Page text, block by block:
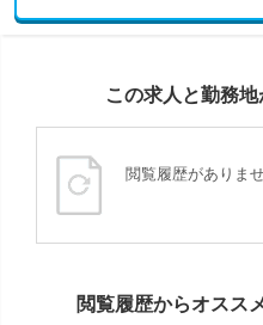
この求人と勤務
閲覧履歴がありま
閲覧履歴からオスス